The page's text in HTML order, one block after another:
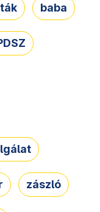
baba
zászló